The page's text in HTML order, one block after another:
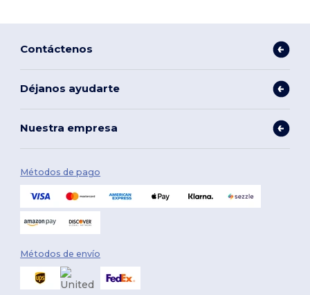
Contáctenos
Déjanos ayudarte
Nuestra empresa
Métodos de pago
Métodos de envío